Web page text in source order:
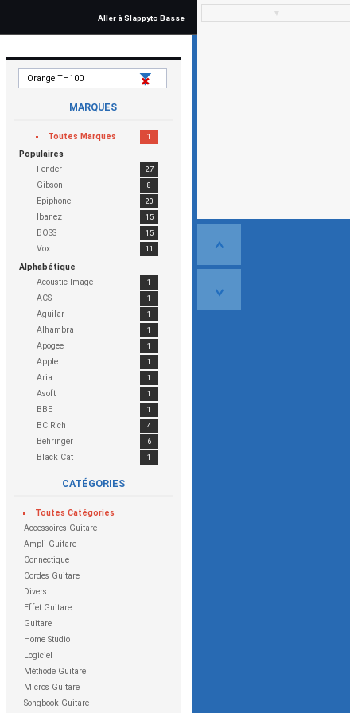
Aller à Slappyto Basse
MARQUES
1
Toutes Marques
Populaires
27
Fender
8
Gibson
20
Epiphone
15
Ibanez
15
BOSS
11
Vox
Alphabétique
1
Acoustic Image
1
ACS
1
Aguilar
1
Alhambra
1
Apogee
1
Apple
1
Aria
1
Asoft
1
BBE
4
BC Rich
6
Behringer
1
Black Cat
BlackstarCATÉGORIES
Toutes Catégories
Accessoires Guitare
Ampli Guitare
Connectique
Cordes Guitare
Divers
Effet Guitare
Guitare
Home Studio
Logiciel
Méthode Guitare
Micros Guitare
Songbook Guitare
▼